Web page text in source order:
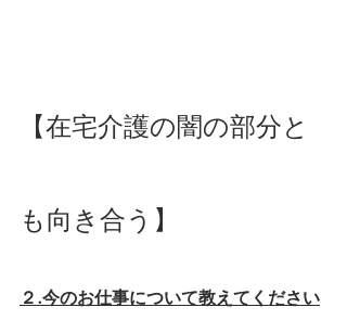
【在宅介護の闇の部分と
も向き合う】
２.今のお仕事について教えてください